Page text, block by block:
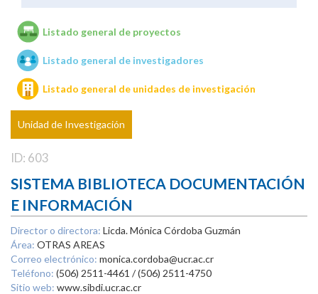
Unidades de investigación
Listado general de proyectos
Listado general de investigadores
Listado general de unidades de investigación
Unidad de Investigación
ID: 603
SISTEMA BIBLIOTECA DOCUMENTACIÓN
E INFORMACIÓN
Director o directora: Licda. Mónica Córdoba Guzmán
Área: OTRAS AREAS
Correo electrónico: monica.cordoba@ucr.ac.cr
Teléfono: (506) 2511-4461 / (506) 2511-4750
Sitio web: www.sibdi.ucr.ac.cr